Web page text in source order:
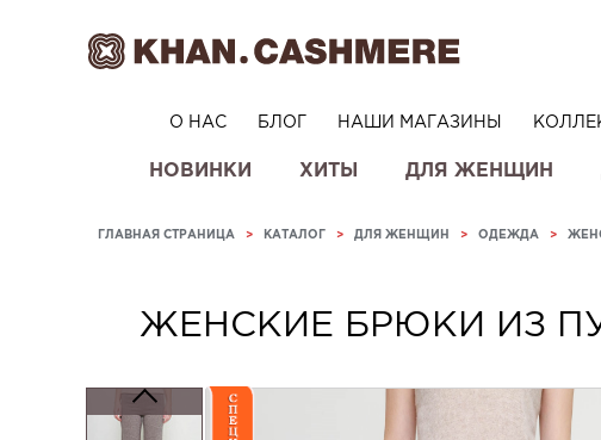
О НАС БЛОГ НАШИ МАГАЗИНЫ
НОВИНКИ ХИТЫ ДЛЯ ЖЕНЩИН
ГЛАВНАЯ СТРАНИЦА > КАТАЛОГ > ДЛЯ ЖЕНЩИН > ОДЕЖДА >
ЖЕНСКИЕ БРЮКИ ИЗ